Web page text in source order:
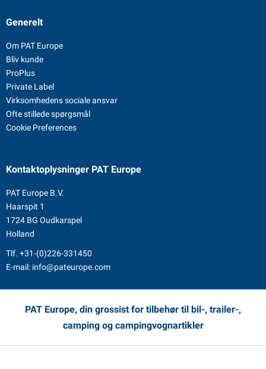
Generelt
Om PAT Europe
Bliv kunde
ProPlus
Private Label
Virksomhedens sociale ansvar
Ofte stillede spørgsmål
Cookie Preferences
Kontaktoplysninger PAT Europe
PAT Europe B.V.
Haarspit 1
1724 BG Oudkarspel
Holland
Tlf. +31-(0)226-331450
E-mail: info@pateurope.com
PAT Europe, din grossist for tilbehør til bil-, trailer-,
camping og campingvognartikler